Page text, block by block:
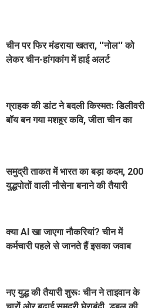
चीन पर फिर मंडराया खतरा, ''नोल'' को
लेकर चीन-हांगकांग में हाई अलर्ट
ग्राहक की डांट ने बदली किस्मतः डिलीवरी
बॉय बन गया मशहूर कवि, जीता चीन का
समुद्री ताकत में भारत का बड़ा कदम, 200
युद्धपोतों वाली नौसेना बनाने की तैयारी
क्या AI खा जाएगा नौकरियां? चीन में
कर्मचारी पहले से जानते हैं इसका जवाब
नए युद्ध की तैयारी शुरूः चीन ने ताइवान के